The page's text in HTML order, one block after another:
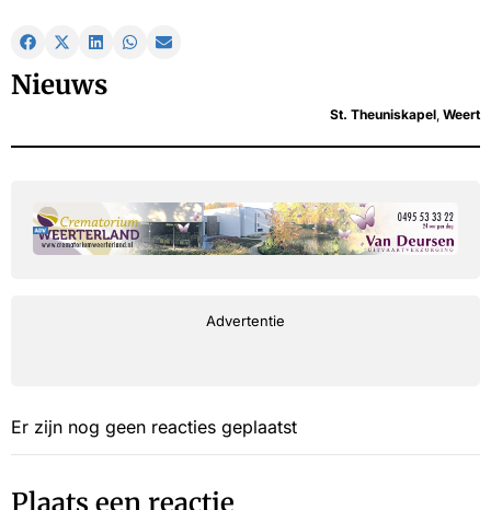
Nieuws
St. Theuniskapel, Weert
Advertentie
Er zijn nog geen reacties geplaatst